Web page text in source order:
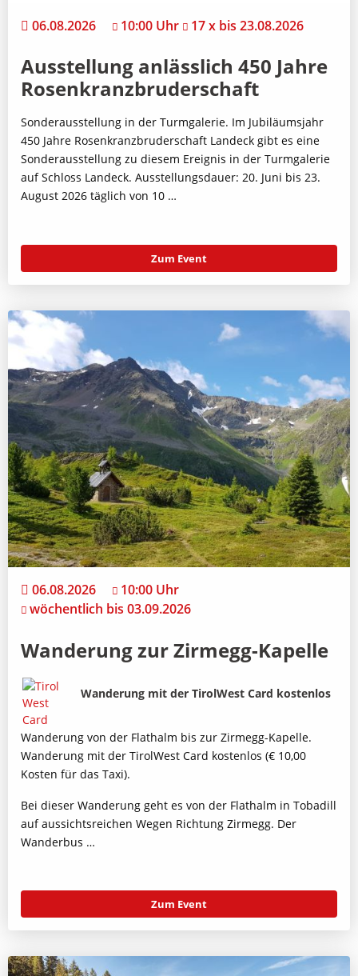
06.08.2026 10:00 Uhr 17 x bis 23.08.2026
Ausstellung anlässlich 450 Jahre
Rosenkranzbruderschaft
Sonderausstellung in der Turmgalerie. Im Jubiläumsjahr
450 Jahre Rosenkranzbruderschaft Landeck gibt es eine
Sonderausstellung zu diesem Ereignis in der Turmgalerie
auf Schloss Landeck. Ausstellungsdauer: 20. Juni bis 23.
August 2026 täglich von 10 …
Zum Event
06.08.2026
10:00 Uhr
wöchentlich bis 03.09.2026
Wanderung zur Zirmegg-Kapelle
Bild
Beschreibung
Wanderung mit der TirolWest Card kostenlos
Wanderung von der Flathalm bis zur Zirmegg-Kapelle.
Wanderung mit der TirolWest Card kostenlos (€ 10,00
Kosten für das Taxi).
Bei dieser Wanderung geht es von der Flathalm in Tobadill
auf aussichtsreichen Wegen Richtung Zirmegg. Der
Wanderbus …
Zum Event